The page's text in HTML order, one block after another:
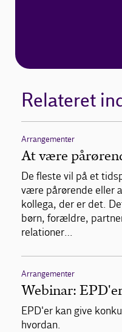
Relateret
Arrangementer
At være
De fleste vil på et
være pårørende eller
kollega, der er det.
børn, forældre,
relationer…
Arrangementer
Webinar:
EPD'er kan give
hvordan.